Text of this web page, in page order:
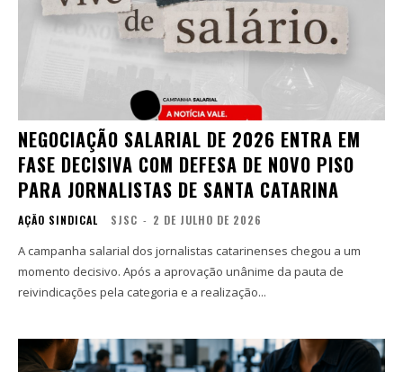
NEGOCIAÇÃO SALARIAL DE 2026 ENTRA EM
FASE DECISIVA COM DEFESA DE NOVO PISO
PARA JORNALISTAS DE SANTA CATARINA
AÇÃO SINDICAL SJSC - 2 DE JULHO DE 2026
A campanha salarial dos jornalistas catarinenses chegou a um
momento decisivo. Após a aprovação unânime da pauta de
reivindicações pela categoria e a realização...